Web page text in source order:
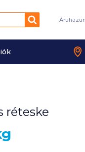
Keresés
réteske